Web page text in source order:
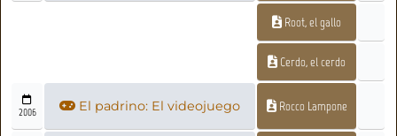
Root, el gallo
Cerdo, el cerdo
2006 El padrino: El videojuego Rocco Lampone